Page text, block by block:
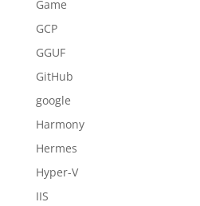
Game
GCP
GGUF
GitHub
google
Harmony
Hermes
Hyper-V
IIS